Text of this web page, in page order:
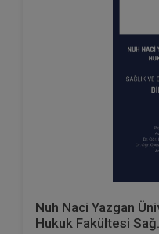
Nuh Naci Yazgan
Hukuk Fakültesi